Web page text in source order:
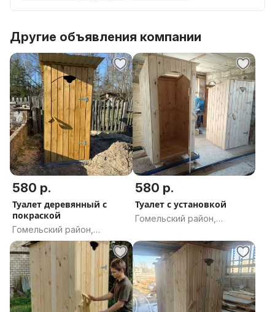
Другие объявления компании
580 р.
Туалет деревянный с
покраской
Гомельский район,
Гомельская область
580 р.
Туалет с установкой
Гомельский район,